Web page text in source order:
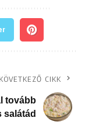
KÖVETKEZŐ CIKK
tovább
salátád